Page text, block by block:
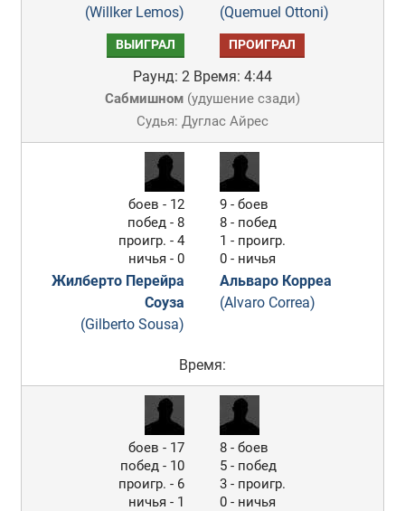
(Willker Lemos)
(Quemuel Ottoni)
ВЫИГРАЛ ПРОИГРАЛ
Раунд: 2 Время: 4:44
Сабмишном(удушение сзади)
Судья: Дуглас Айрес
боев - 12
побед - 8
проигр. - 4
ничья - 0
Жилберто Перейра
Соуза
(Gilberto Sousa)
9 - боев
8 - побед
1 - проигр.
0 - ничья
Альваро Корреа
(Alvaro Correa)
Время:
боев - 17
побед - 10
проигр. - 6
ничья - 1
8 - боев
5 - побед
3 - проигр.
0 - ничья